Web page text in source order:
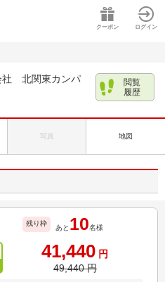
クーポン ログイン
社 北関東カンパ
閲覧
履歴
写真 地図
残り枠
あと 10名様
41,440 円
49,440円